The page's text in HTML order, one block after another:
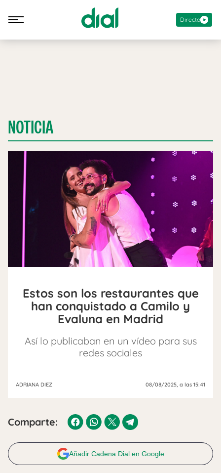
Directo
NOTICIA
Estos son los restaurantes que
han conquistado a Camilo y
Evaluna en Madrid
Así lo publicaban en un vídeo para sus
redes sociales
ADRIANA DIEZ 08/08/2025, a las 15:41
Comparte:
Añadir Cadena Dial en Google